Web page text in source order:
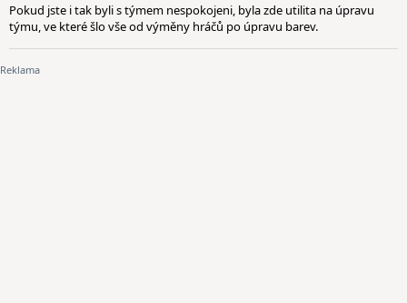
Pokud jste i tak byli s týmem nespokojeni, byla zde utilita na úpravu
týmu, ve které šlo vše od výměny hráčů po úpravu barev.